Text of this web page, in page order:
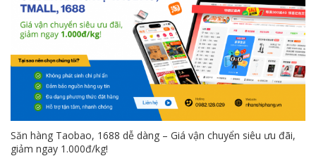
Săn hàng Taobao, 1688 dễ dàng – Giá vận chuyển siêu ưu đãi,
giảm ngay 1.000đ/kg!